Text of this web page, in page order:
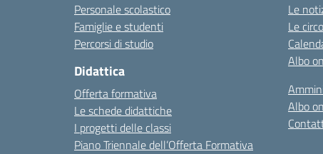
Personale scolastico
Famiglie e studenti
Percorsi di studio
Didattica
Offerta formativa
Le schede didattiche
I progetti delle classi
Piano Triennale dell’Offerta Formativa
Le
Le
Albo
Albo